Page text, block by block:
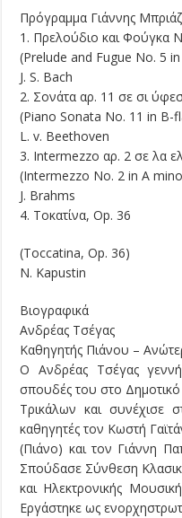
Πρόγραμμα Γιάννης
1. Πρελούδιο και Φούγκα
(Prelude and Fugue No. 5
J. S. Bach
2. Σονάτα αρ. 11 σε σι
(Piano Sonata No. 11 in
L. v. Beethoven
3. Intermezzo αρ. 2 σε λα
(Intermezzo No. 2 in A
J. Brahms
4. Τοκατίνα, Op. 36
(Toccatina, Op. 36)
N. Kapustin
Βιογραφικά
Ανδρέας Τσέγας
Καθηγητής Πιάνου –
Ο Ανδρέας Τσέγας
σπουδές του στο
Τρικάλων και συνέχισε
καθηγητές τον Κωστή
(Πιάνο) και τον Γιάννη
Σπούδασε Σύνθεση
και Ηλεκτρονικής
Εργάστηκε ως